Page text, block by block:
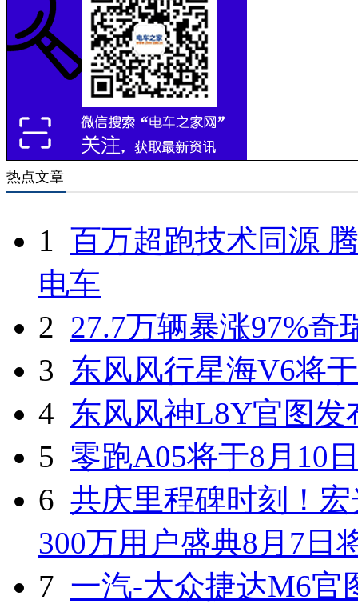
热点文章
1 百万超跑技术同源
电车
2 27.7万辆暴涨97%奇
3 东风风行星海V6将
4 东风风神L8Y官图发
5 零跑A05将于8月10
6 共庆里程碑时刻！
300万用户盛典8月7日
7 一汽-大众捷达M6官